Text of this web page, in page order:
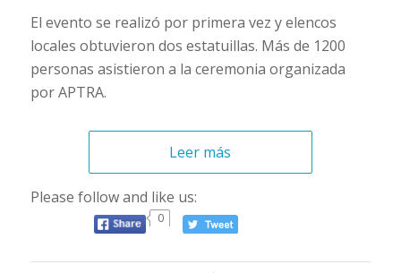
El evento se realizó por primera vez y elencos
locales obtuvieron dos estatuillas. Más de 1200
personas asistieron a la ceremonia organizada
por APTRA.
Leer más
Please follow and like us:
0